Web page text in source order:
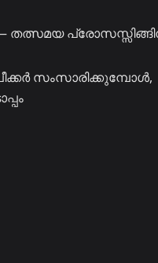
തത്സമയ
സംസാരിക്കുമ്പോൾ,